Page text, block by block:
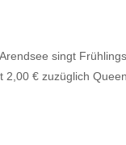
singt
2,00 € zuzüglich